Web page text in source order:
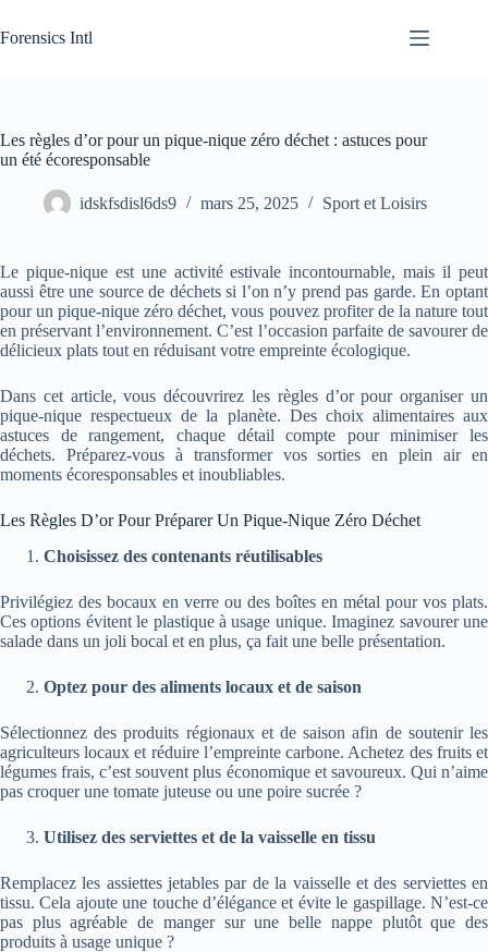
au
contenu
Forensics Intl
Les règles d’or pour un pique-nique zéro déchet : astuces pour
un été écoresponsable
idskfsdisl6ds9 mars 25, 2025 Sport et Loisirs
Le pique-nique est une activité estivale incontournable, mais il peut
aussi être une source de déchets si l’on n’y prend pas garde. En optant
pour un pique-nique zéro déchet, vous pouvez profiter de la nature tout
en préservant l’environnement. C’est l’occasion parfaite de savourer de
délicieux plats tout en réduisant votre empreinte écologique.
Dans cet article, vous découvrirez les règles d’or pour organiser un
pique-nique respectueux de la planète. Des choix alimentaires aux
astuces de rangement, chaque détail compte pour minimiser les
déchets. Préparez-vous à transformer vos sorties en plein air en
moments écoresponsables et inoubliables.
Les Règles D’or Pour Préparer Un Pique-Nique Zéro Déchet
Choisissez des contenants réutilisables
Privilégiez des bocaux en verre ou des boîtes en métal pour vos plats.
Ces options évitent le plastique à usage unique. Imaginez savourer une
salade dans un joli bocal et en plus, ça fait une belle présentation.
Optez pour des aliments locaux et de saison
Sélectionnez des produits régionaux et de saison afin de soutenir les
agriculteurs locaux et réduire l’empreinte carbone. Achetez des fruits et
légumes frais, c’est souvent plus économique et savoureux. Qui n’aime
pas croquer une tomate juteuse ou une poire sucrée ?
Utilisez des serviettes et de la vaisselle en tissu
Remplacez les assiettes jetables par de la vaisselle et des serviettes en
tissu. Cela ajoute une touche d’élégance et évite le gaspillage. N’est-ce
pas plus agréable de manger sur une belle nappe plutôt que des
produits à usage unique ?